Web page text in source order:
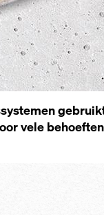
ve­le